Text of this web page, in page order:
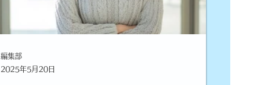
編集部
2025年5月20日